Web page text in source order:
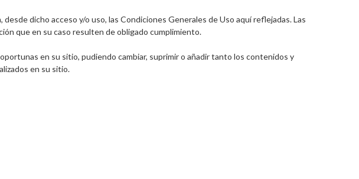
dicho acceso y/o uso, las Condiciones Generales de Uso aquí reflejadas. Las
que en su caso resulten de obligado cumplimiento.
en su sitio, pudiendo cambiar, suprimir o añadir tanto los contenidos y
en su sitio.